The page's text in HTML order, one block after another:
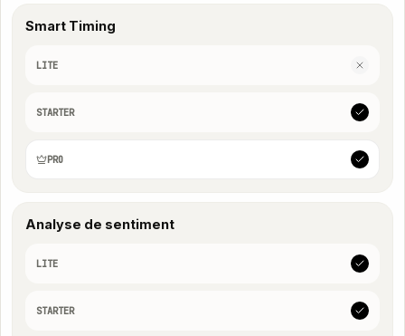
Smart Timing
LITE
STARTER
PRO
Analyse de sentiment
LITE
STARTER